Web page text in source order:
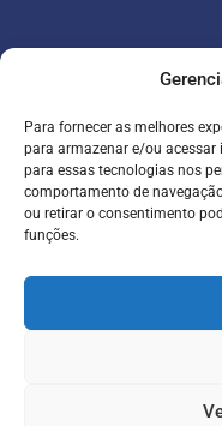
Para fornecer as melhores
para armazenar e/ou
para essas tecnologias nos
comportamento de
ou retirar o consentimento
funções.
Parceiros
Blog
Contato
Portal do Colaborador
Serviços
Meira online
Contabilidade para